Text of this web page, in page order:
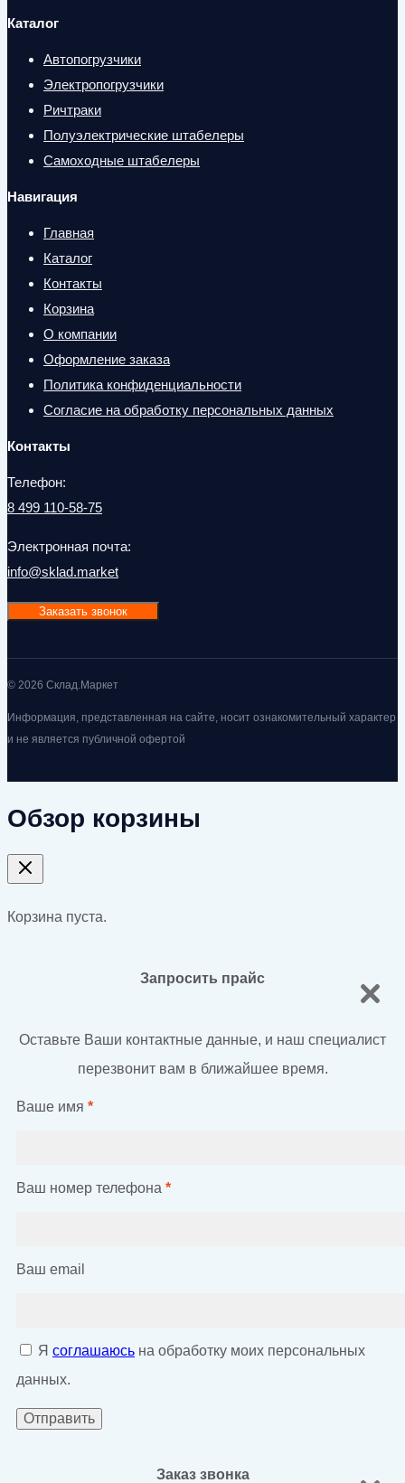
Каталог
Автопогрузчики
Электропогрузчики
Ричтраки
Полуэлектрические штабелеры
Самоходные штабелеры
Навигация
Главная
Каталог
Контакты
Корзина
О компании
Оформление заказа
Политика конфиденциальности
Согласие на обработку персональных данных
Контакты
Телефон:
8 499 110-58-75
Электронная почта:
info@sklad.market
Заказать звонок
© 2026 Склад.Маркет
Информация, представленная на сайте, носит ознакомительный характер
и не является публичной офертой
Обзор корзины
Корзина пуста.
Запросить прайс
Оставьте Ваши контактные данные, и наш специалист
перезвонит вам в ближайшее время.
Ваше имя *
Ваш номер телефона *
Ваш email
Я соглашаюсь на обработку моих персональных
данных.
Заказ звонка